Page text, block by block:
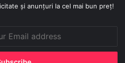
și anunțuri la cel mai bun preț!